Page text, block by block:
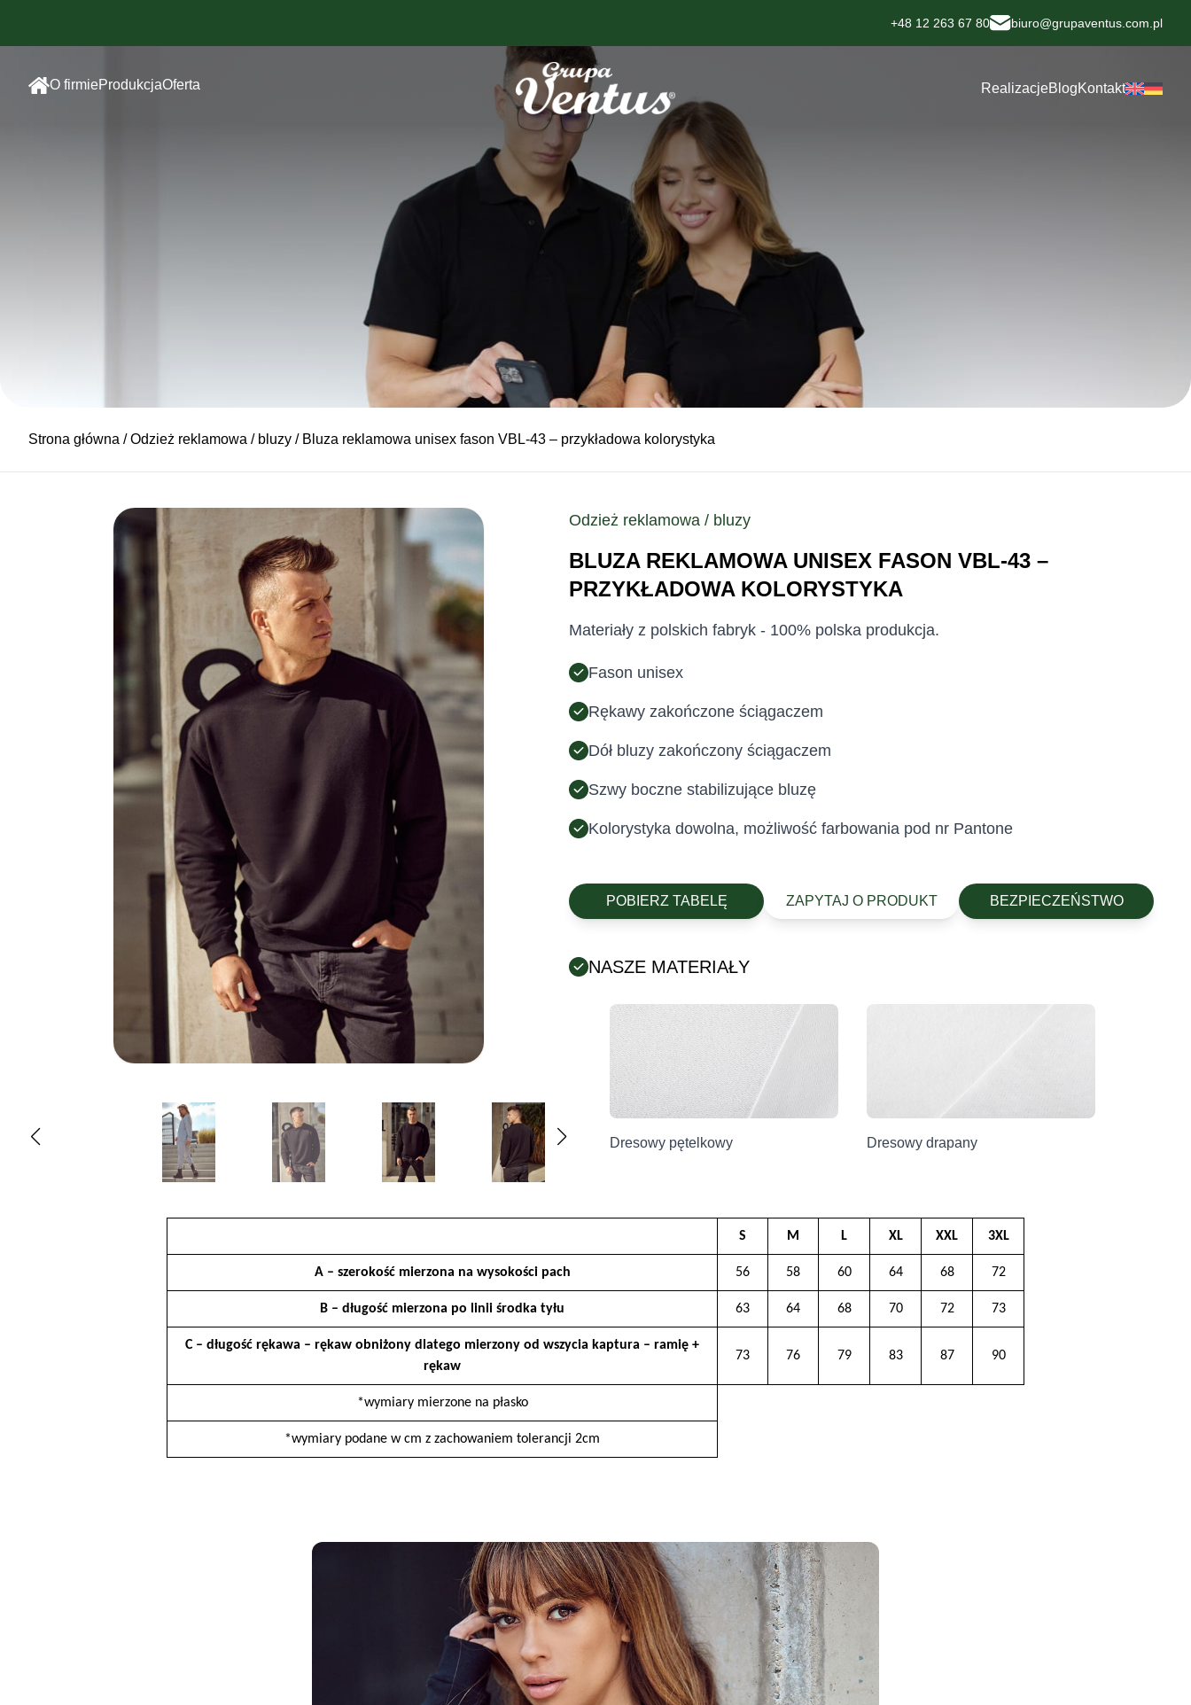
+48 12 263 67 80 biuro@grupaventus.com.pl
O firmieProdukcjaOferta RealizacjeBlogKontakt
Strona główna /Odzież reklamowa / bluzy / Bluza reklamowa unisex fason VBL-43 – przykładowa kolorystyka
Odzież reklamowa / bluzy
BLUZA REKLAMOWA UNISEX FASON VBL-43 –
PRZYKŁADOWA KOLORYSTYKA
Materiały z polskich fabryk - 100% polska produkcja.
Fason unisex
Rękawy zakończone ściągaczem
Dół bluzy zakończony ściągaczem
Szwy boczne stabilizujące bluzę
Kolorystyka dowolna, możliwość farbowania pod nr Pantone
POBIERZ TABELĘ ZAPYTAJ O PRODUKT BEZPIECZEŃSTWO
chemicznych).
Producent
sklep@ventuscollection.pl
NASZE MATERIAŁY
Dresowy pętelkowy Dresowy drapany
S M L XL XXL 3XL
A – szerokość mierzona na wysokości pach 56 58 60 64 68 72
B – długość mierzona po linii środka tyłu 63 64 68 70 72 73
C – długość rękawa – rękaw obniżony dlatego mierzony od wszycia kaptura – ramię +
rękaw
73 76 79 83 87 90
*wymiary mierzone na płasko
*wymiary podane w cm z zachowaniem tolerancji 2cm